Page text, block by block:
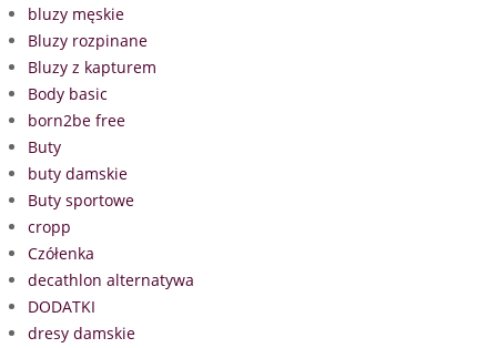
bluzy męskie
Bluzy rozpinane
Bluzy z kapturem
Body basic
born2be free
Buty
buty damskie
Buty sportowe
cropp
Czółenka
decathlon alternatywa
DODATKI
dresy damskie